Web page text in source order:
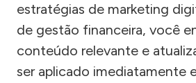
estratégias de marketing
de gestão financeira, você
conteúdo relevante e
ser aplicado imediatamente